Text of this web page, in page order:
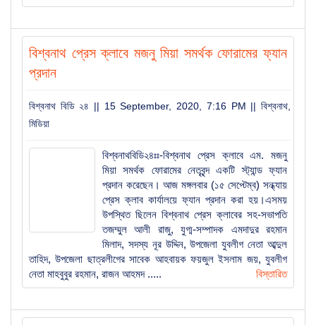
বিশ্বনাথ প্রেস ক্লাবে মজনু মিয়া সমর্থক ফোরামের ফ্যান
প্রদান
বিশ্বনাথ বিডি ২৪ || 15 September, 2020, 7:16 PM || বিশ্বনাথ
মিডিয়া
বিশ্বনাথবিডি২৪ঃঃ-বিশ্বনাথ প্রেস ক্লাবে এম. মজনু
মিয়া সমর্থক ফোরামের নেতৃবৃন্দ একটি স্ট্যান্ড ফ্যান
প্রদান করেছেন। আজ মঙ্গলবার (১৫ সেপ্টেম্ব) সন্ধ্যায়
প্রেস ক্লাব কার্যালয়ে ফ্যান প্রদান করা হয়।এসময়
উপস্থিত ছিলেন বিশ্বনাথ প্রেস ক্লাবের সহ-সভাপতি
তজম্মুল আলী রাজু, যুগ্ম-সম্পাদক এমদাদুর রহমান
মিলাদ, সদস্য নূর উদ্দিন, উপজেলা যুবলীগ নেতা আব্দুল
তাহিদ, উপজেলা ছাত্রলীগের সাবেক আহবায়ক ফয়জুল ইসলাম জয়, যুবলীগ
নেতা মাহবুবুর রহমান, রাজন আহমদ .....
বিস্তারিত